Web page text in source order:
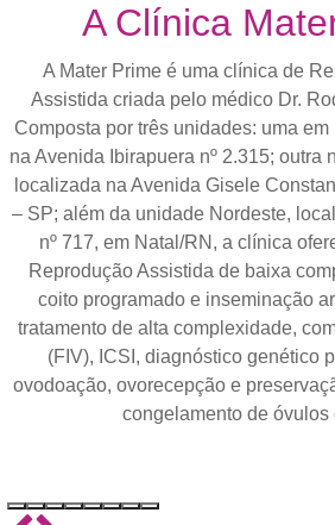
A Clínica
A Mater Prime é uma clínica de
Assistida criada pelo médico Dr.
Composta por três unidades: uma
na Avenida Ibirapuera nº 2.315; outra
localizada na Avenida Gisele
– SP; além da unidade Nordeste,
nº 717, em Natal/RN, a clínica
Reprodução Assistida de baixa
coito programado e inseminação
tratamento de alta complexidade,
(FIV), ICSI, diagnóstico genético
ovodoação, ovorecepção e
congelamento de óvulos